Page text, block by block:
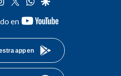
en
youtube-
app en